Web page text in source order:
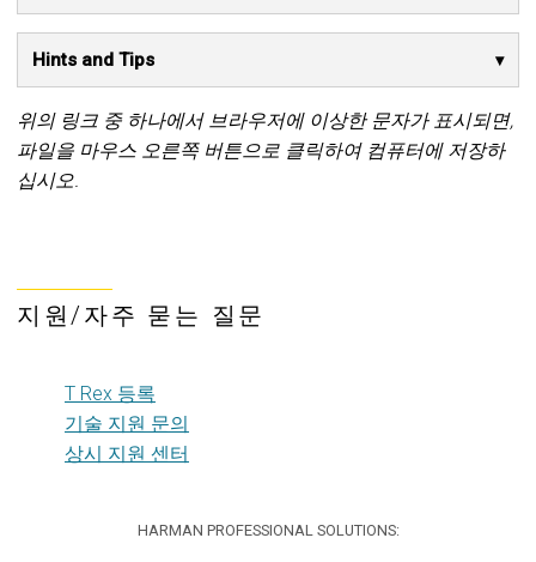
Hints and Tips
위의 링크 중 하나에서 브라우저에 이상한 문자가 표시되면,
파일을 마우스 오른쪽 버튼으로 클릭하여 컴퓨터에 저장하
십시오.
지원/자주 묻는 질문
T Rex 등록
기술 지원 문의
상시 지원 센터
HARMAN PROFESSIONAL SOLUTIONS: